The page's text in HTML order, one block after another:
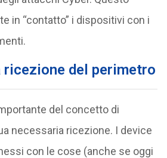
in “contatto” i dispositivi con i
ricezione del perimetro
del concetto di
necessaria ricezione. I device
con le cose (anche se oggi